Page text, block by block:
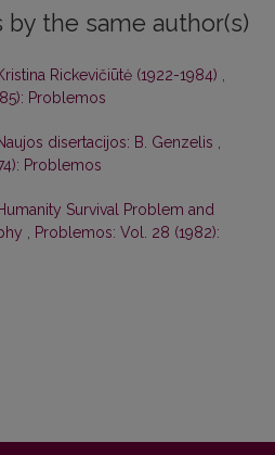
the same author(s)
Rickevičiūtė (1922-1984)
Problemos
disertacijos: B. Genzelis
Problemos
Survival Problem and
Problemos: Vol. 28 (1982):